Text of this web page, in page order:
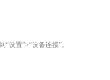
设置”>“设备连接”。